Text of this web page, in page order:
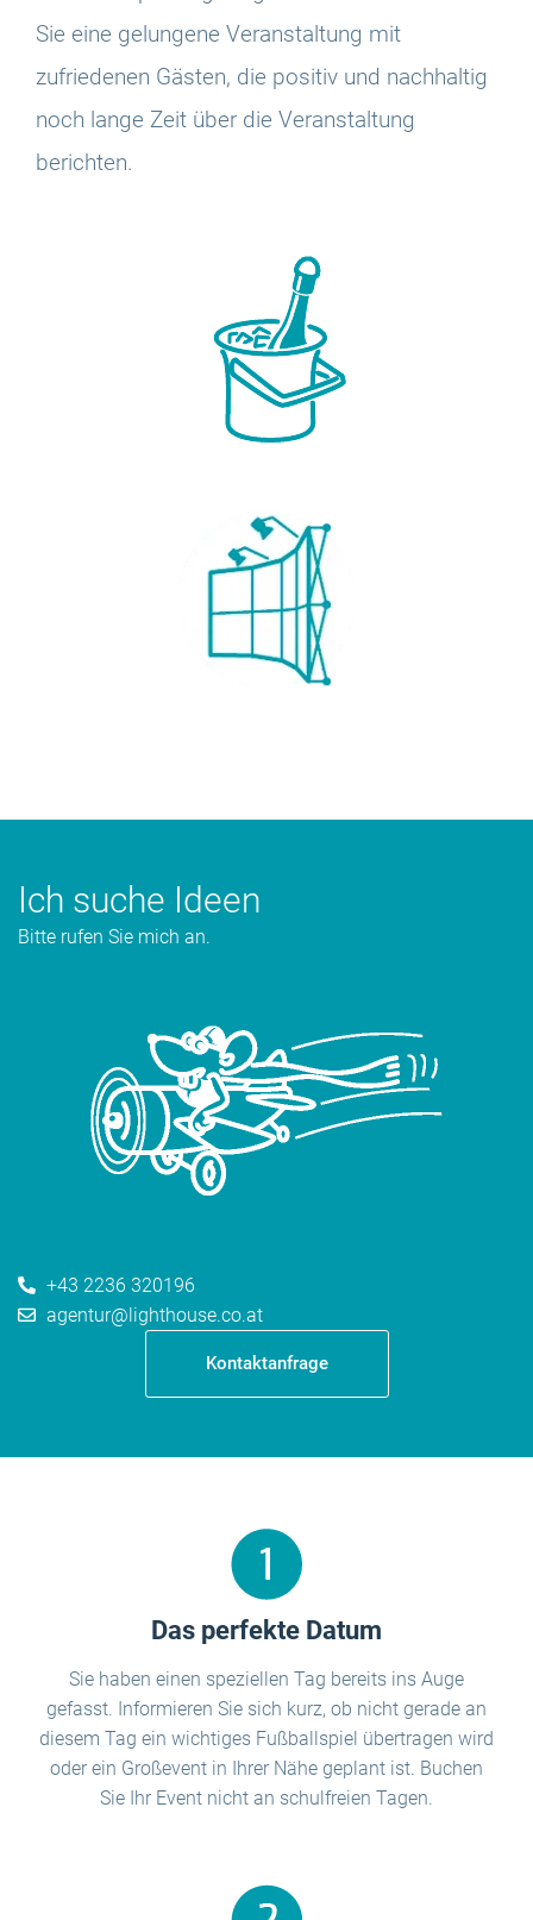
Sie eine gelungene Veranstaltung mit
zufriedenen Gästen, die positiv und nachhaltig
noch lange Zeit über die Veranstaltung
berichten.
Ich suche Ideen
Bitte rufen Sie mich an.
+43 2236 320196
agentur@lighthouse.co.at
Kontaktanfrage
Das perfekte Datum
Sie haben einen speziellen Tag bereits ins Auge
gefasst. Informieren Sie sich kurz, ob nicht gerade an
diesem Tag ein wichtiges Fußballspiel übertragen wird
oder ein Großevent in Ihrer Nähe geplant ist. Buchen
Sie Ihr Event nicht an schulfreien Tagen.